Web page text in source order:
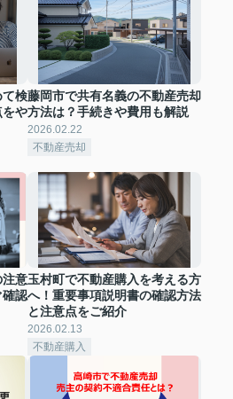
て検
をや
藤岡市で共有名義の不動産売却
方法は？手続きや費用も解説
2026.02.22
不動産売却
注意
確認
玉村町で不動産購入を考える方
へ！重要事項説明書の確認方法
と注意点をご紹介
2026.02.13
不動産購入